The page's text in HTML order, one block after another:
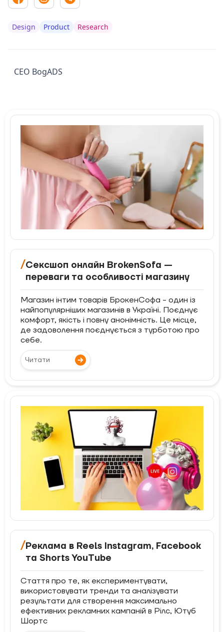
Design Product Research
СЕО BogADS
/Сексшоп онлайн BrokenSofa —
переваги та особливості магазину
Магазин інтим товарів БрокенСофа - один із
найпопулярніших магазинів в Україні. Поєднує
комфорт, якість і повну анонімність. Це місце,
де задоволення поєднується з турботою про
себе.
Читати
/Реклама в Reels Instagram, Facebook
та Shorts YouTube
Стаття про те, як експериментувати,
використовувати тренди та аналізувати
результати для створення максимально
ефективних рекламних кампаній в Рілс, Ютуб
Шортс